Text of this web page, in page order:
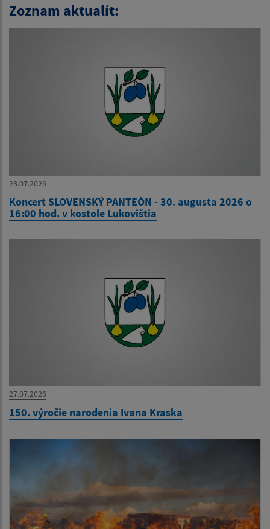
Zoznam aktualít:
28.07.2026
Koncert SLOVENSKÝ PANTEÓN - 30. augusta 2026 o
16:00 hod. v kostole Lukovištia
27.07.2026
150. výročie narodenia Ivana Kraska